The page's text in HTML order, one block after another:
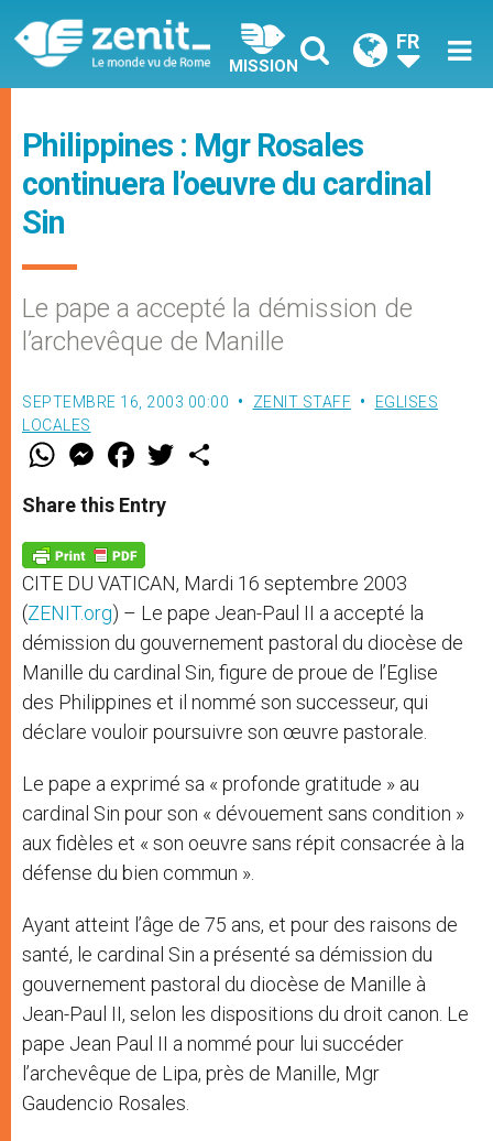
MISSION
FR
Philippines : Mgr Rosales
continuera l’oeuvre du cardinal
Sin
Le pape a accepté la démission de
l’archevêque de Manille
SEPTEMBRE 16, 2003 00:00 ZENIT STAFF
EGLISES
LOCALES
W
t
s
p
p
M
e
s
e
g
e
r
F
a
e
b
o
k
w
Share this Entry
CITE DU VATICAN, Mardi 16 septembre 2003
(ZENIT.org) – Le pape Jean-Paul II a accepté la
démission du gouvernement pastoral du diocèse de
Manille du cardinal Sin, figure de proue de l’Eglise
des Philippines et il nommé son successeur, qui
déclare vouloir poursuivre son œuvre pastorale.
Le pape a exprimé sa « profonde gratitude » au
cardinal Sin pour son « dévouement sans condition »
aux fidèles et « son oeuvre sans répit consacrée à la
défense du bien commun ».
Ayant atteint l’âge de 75 ans, et pour des raisons de
santé, le cardinal Sin a présenté sa démission du
gouvernement pastoral du diocèse de Manille à
Jean-Paul II, selon les dispositions du droit canon. Le
pape Jean Paul II a nommé pour lui succéder
l’archevêque de Lipa, près de Manille, Mgr
Gaudencio Rosales.